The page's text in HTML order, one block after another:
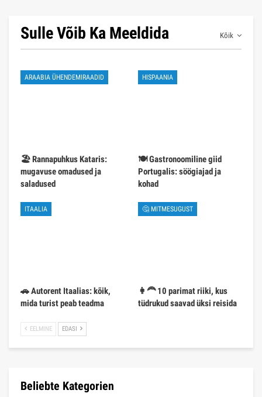
Kõik
Sulle Võib Ka Meeldida
ARAABIA ÜHENDEMIRAADID
🏖️ Rannapuhkus Kataris:
mugavuse omadused ja
saladused
HISPAANIA
🍽️ Gastronoomiline giid
Portugalis: söögiajad ja
kohad
ITAALIA
🚗 Autorent Itaalias: kõik,
mida turist peab teadma
🤔 MITMESUGUST
👩‍🦰 10 parimat riiki, kus
tüdrukud saavad üksi reisida
EELMINE EDASI
Beliebte Kategorien